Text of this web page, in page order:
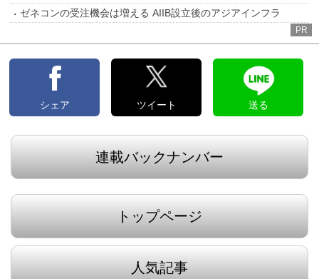
ゼネコンの受注機会は増える AIIB設立後のアジアインフラ
PR
シェア ツイート 送る
連載バックナンバー
トップページ
人気記事